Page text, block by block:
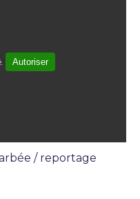
Autoriser
/ reportage